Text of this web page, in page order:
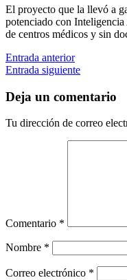
El proyecto que la llevó a
potenciado con Inteligencia
de centros médicos y sin
Entrada anterior
Entrada siguiente
Deja un comentario
Tu dirección de correo
Comentario *
Nombre *
Correo electrónico *